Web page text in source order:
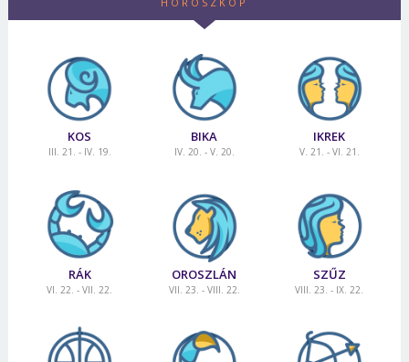
KOS
III. 21. - IV. 19.
BIKA
IV. 20. - V. 20.
IKREK
V. 21. - VI. 21.
RÁK
VI. 22. - VII. 22.
OROSZLÁN
VII. 23. - VIII. 22.
SZŰZ
VIII. 23. - IX. 22.
Jelszó
Bejelentkezés